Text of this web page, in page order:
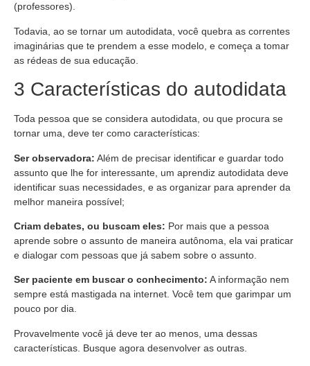
(professores).
Todavia, ao se tornar um autodidata, você quebra as correntes
imaginárias que te prendem a esse modelo, e começa a tomar
as rédeas de sua educação.
3 Características do autodidata
Toda pessoa que se considera autodidata, ou que procura se
tornar uma, deve ter como características:
Ser observadora: Além de precisar identificar e guardar todo
assunto que lhe for interessante, um aprendiz autodidata deve
identificar suas necessidades, e as organizar para aprender da
melhor maneira possível;
Criam debates, ou buscam eles: Por mais que a pessoa
aprende sobre o assunto de maneira autônoma, ela vai praticar
e dialogar com pessoas que já sabem sobre o assunto.
Ser paciente em buscar o conhecimento: A informação nem
sempre está mastigada na internet. Você tem que garimpar um
pouco por dia.
Provavelmente você já deve ter ao menos, uma dessas
características. Busque agora desenvolver as outras.